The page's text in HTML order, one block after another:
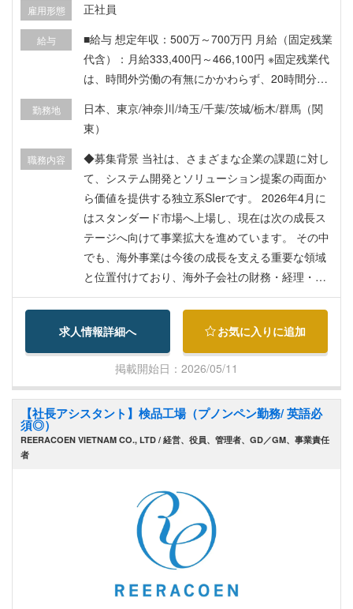
雇用形態 正社員
給与
■給与 想定年収：500万～700万円 月給（固定残業
代含）：月給333,400円～466,100円 ※固定残業代
は、時間外労働の有無にかかわらず、20時間分を
える時間外労働は追加で全額支給します。 ※経
験・能力・前職給与を考慮のうえ、当社規定にて
優遇致します。 ・昇給年1回 ・賞与年2回（1.5か
月分×2回） ■各種制度 ・各種社会保険完備（雇
用、労災、健康、厚生年金） ・交通費支給（月上
限6万5000円) ・役職手当 ・退職金制度 ・慶弔見
舞金 ・確定拠出年金制度 ・財形預金制度 ・住宅
ローン融資制度 ・資格取得支援制度 ・キャリア
別・階層別研修制度 ・在宅勤務制度 ・スライド勤
務制度 ・GLTD制度 ・産業医相談 ・ベネフィット
ステーション ・資格合格祝い金(一時金として最
高30万円を支給) ・オフィスカジュアルOK（清潔
感のある服装推奨、スニーカー/ジーンズもOK） ■
その他 【育児支援制度】 ＜子育て支援制度も充
実！＞ ・育児休業制度（お子様の年齢が最長3歳
まで） ┗男性社員の取得実績もあり！ ・育児短時
間勤務制度（お子様の学年が最長小学校6年生ま
最優秀マネジメント賞(年1回)、社長賞(半期毎)、
努力賞 等
勤務地
日本、東京/神奈川/埼玉/千葉/茨城/栃木/群馬（関
東）
職務内容
◆募集背景 当社は、さまざまな企業の課題に対し
て、システム開発とソリューション提案の両面か
ら価値を提供する独立系SIerです。 2026年4月に
はスタンダード市場へ上場し、現在は次の成長ス
テージへ向けて事業拡大を進めています。 その中
でも、海外事業は今後の成長を支える重要な領域
と位置付けており、海外子会社の財務・経理・資
金管理体制をさらに強化するため、新たに管理メ
ンバーを募集いたします。 ※なお、本ポジション
は海外子会社管理組織への配属となり、日本本社
の財務本部とは別組織での業務となります。 ◆本
部紹介 海外ビジネス推進本部では、以下のような
ミッションを担っています。 ・日本とベトナムを
つなぐオフショア開発推進の中核機能 ・要件整
理、仕様伝達、成果物確認を通じたプロジェクト
渡航・出向支援などの海外事業管理 ・BotDevによ
る一体運営と品質・コスト両立の推進 ◆仕事内容
海外子会社における財務・経理・資金管理を中心
とした管理業務全般をお任せします。 ・海外子会
社の月次・年次決算管理全般 ・数値集計・確認お
よび差異分析 ・海外子会社に関する各種数値の取
求人情報詳細へ お気に入りに追加
掲載開始日：2026/05/11
【社長アシスタント】検品工場（プノンペン勤務/ 英語必
須◎）
REERACOEN VIETNAM CO., LTD / 経営、役員、管理者、GD／GM、事業責任
者